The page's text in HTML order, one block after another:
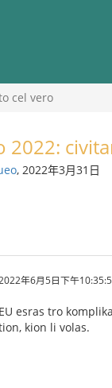
cel vero
2022:
, 2022年3月31日
2022年6月5日下午
EU esras tro
kion li volas.